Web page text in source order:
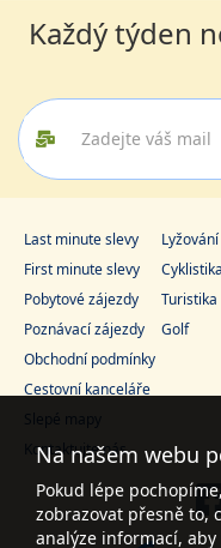
Každý týden
Last minute slevy
First minute slevy
Pobytové zájezdy
Poznávací zájezdy
Lyžování
Cyklistika
Turistika
Golf
Obchodní podmínky
Cestovní kanceláře
Slepé mapy
Kontaktujte nás
Na našem webu
Pokud lépe
zobrazovat přesně to,
analýze informací,